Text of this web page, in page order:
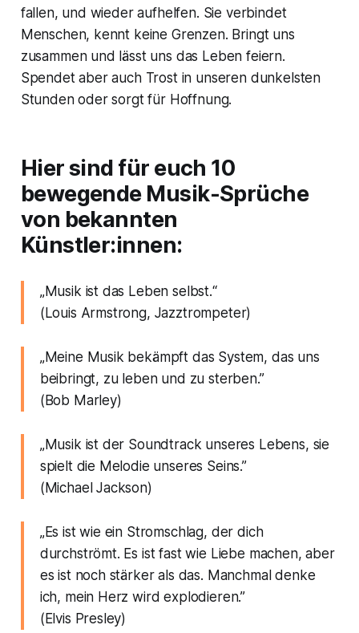
fallen, und wieder aufhelfen. Sie verbindet
Menschen, kennt keine Grenzen. Bringt uns
zusammen und lässt uns das Leben feiern.
Spendet aber auch Trost in unseren dunkelsten
Stunden oder sorgt für Hoffnung.
Hier sind für euch 10
bewegende Musik-Sprüche
von bekannten
Künstler:innen:
„Musik ist das Leben selbst.“
(Louis Armstrong, Jazztrompeter)
„Meine Musik bekämpft das System, das uns
beibringt, zu leben und zu sterben.”
(Bob Marley)
„Musik ist der Soundtrack unseres Lebens, sie
spielt die Melodie unseres Seins.”
(Michael Jackson)
„Es ist wie ein Stromschlag, der dich
durchströmt. Es ist fast wie Liebe machen, aber
es ist noch stärker als das. Manchmal denke
ich, mein Herz wird explodieren.”
(Elvis Presley)